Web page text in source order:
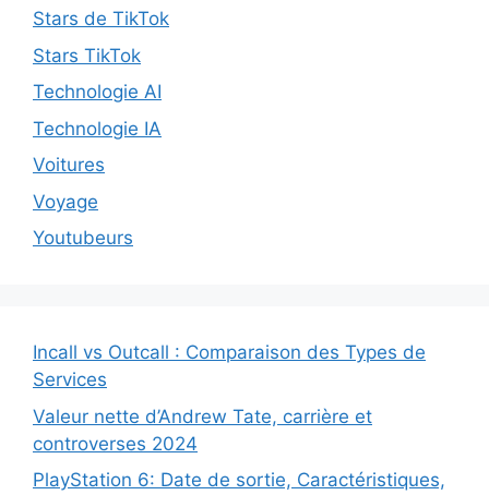
Stars de TikTok
Stars TikTok
Technologie AI
Technologie IA
Voitures
Voyage
Youtubeurs
Incall vs Outcall : Comparaison des Types de
Services
Valeur nette d’Andrew Tate, carrière et
controverses 2024
PlayStation 6: Date de sortie, Caractéristiques,